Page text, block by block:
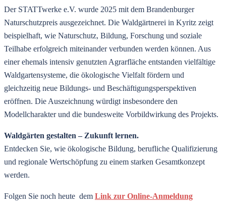
Der STATTwerke e.V. wurde 2025 mit dem Brandenburger
Naturschutzpreis ausgezeichnet. Die Waldgärtnerei in Kyritz zeigt
beispielhaft, wie Naturschutz, Bildung, Forschung und soziale
Teilhabe erfolgreich miteinander verbunden werden können. Aus
einer ehemals intensiv genutzten Agrarfläche entstanden vielfältige
Waldgartensysteme, die ökologische Vielfalt fördern und
gleichzeitig neue Bildungs- und Beschäftigungsperspektiven
eröffnen. Die Auszeichnung würdigt insbesondere den
Modellcharakter und die bundesweite Vorbildwirkung des Projekts.
Waldgärten gestalten – Zukunft lernen.
Entdecken Sie, wie ökologische Bildung, berufliche Qualifizierung
und regionale Wertschöpfung zu einem starken Gesamtkonzept
werden.
Folgen Sie noch heute dem Link zur Online-Anmeldung